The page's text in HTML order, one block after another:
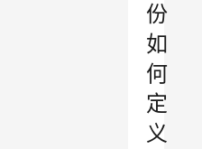
份
如
何
定
义